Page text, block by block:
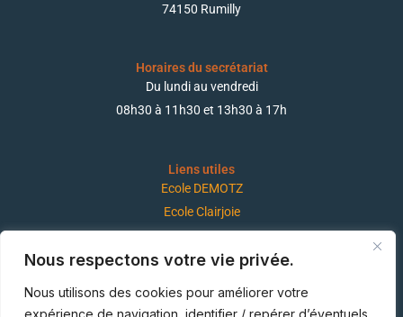
Nous respectons votre vie privée.
Nous utilisons des cookies pour améliorer votre
expérience de navigation, identifier / repérer d’éventuels
74150 Rumilly
Horaires du secrétariat
Du lundi au vendredi
08h30 à 11h30 et 13h30 à 17h
Liens utiles
Ecole DEMOTZ
Ecole Clairjoie
Suivez-nous !